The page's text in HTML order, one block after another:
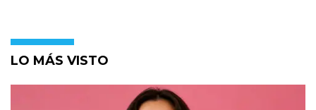
LO MÁS VISTO